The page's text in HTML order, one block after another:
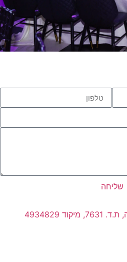
שליחה